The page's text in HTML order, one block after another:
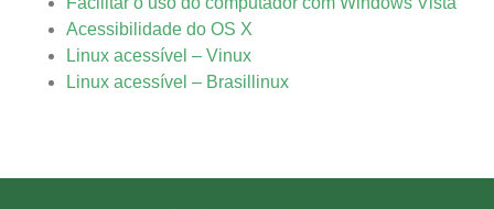
Acessibilidade do OS X
Linux acessível – Vinux
Linux acessível – Brasillinux